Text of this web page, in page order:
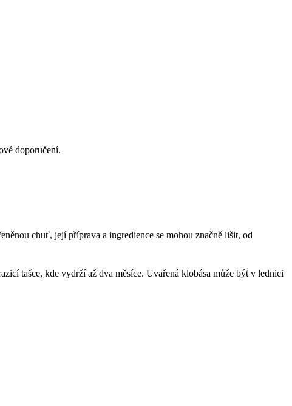
doporučení.
chuť, její příprava a ingredience se mohou značně lišit, od
tašce, kde vydrží až dva měsíce. Uvařená klobása může být v lednici